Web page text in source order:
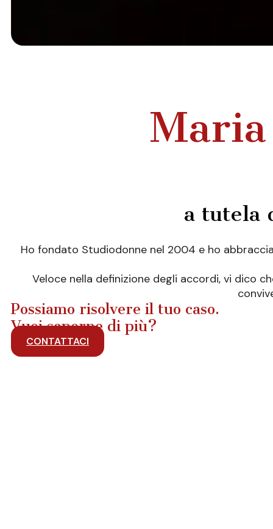
a tutela
Ho fondato Studiodonne nel 2004 e ho
Veloce nella definizione degli accordi, vi dico
Possiamo risolvere il tuo caso.
Vuoi saperne di più?
CONTATTACI